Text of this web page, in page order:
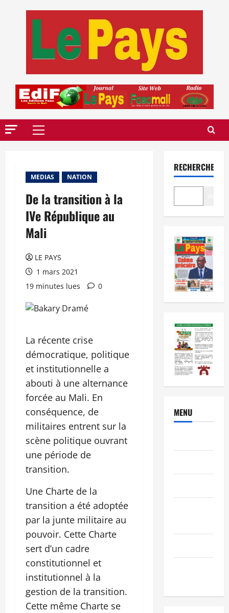
Menu
MEDIAS NATION
De la transition à la
IVe République au
Mali
LE PAYS
1 mars 2021
19 minutes lues
0
La récente crise
démocratique, politique
et institutionnelle a
abouti à une alternance
forcée au Mali. En
conséquence, de
militaires entrent sur la
scène politique ouvrant
une période de
transition.
Une Charte de la
transition a été adoptée
par la junte militaire au
pouvoir. Cette Charte
sert d’un cadre
constitutionnel et
institutionnel à la
gestion de la transition.
Cette même Charte se
RECHERCHER
MENU